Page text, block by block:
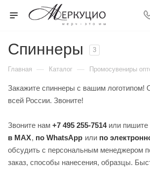
Спиннеры 3
Главная — Каталог — Промосувениры
Закажите спиннеры с вашим логотипом!
всей России. Звоните!
Звоните нам +7 495 255-7514или пишите
в MAX, по WhatsApp или по
обсудить с персональным менеджером
заказ, способы нанесения, образцы.